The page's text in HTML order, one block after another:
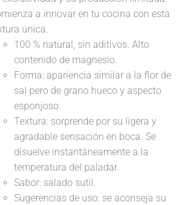
a innovar en tu cocina con esta
única.
100 % natural, sin aditivos. Alto
contenido de magnesio.
Forma: apariencia similar a la flor de
sal pero de grano hueco y aspecto
esponjoso.
Textura: sorprende por su ligera y
agradable sensación en boca. Se
disuelve instantáneamente a la
temperatura del paladar.
Sabor: salado sutil.
Sugerencias de uso: se aconseja su